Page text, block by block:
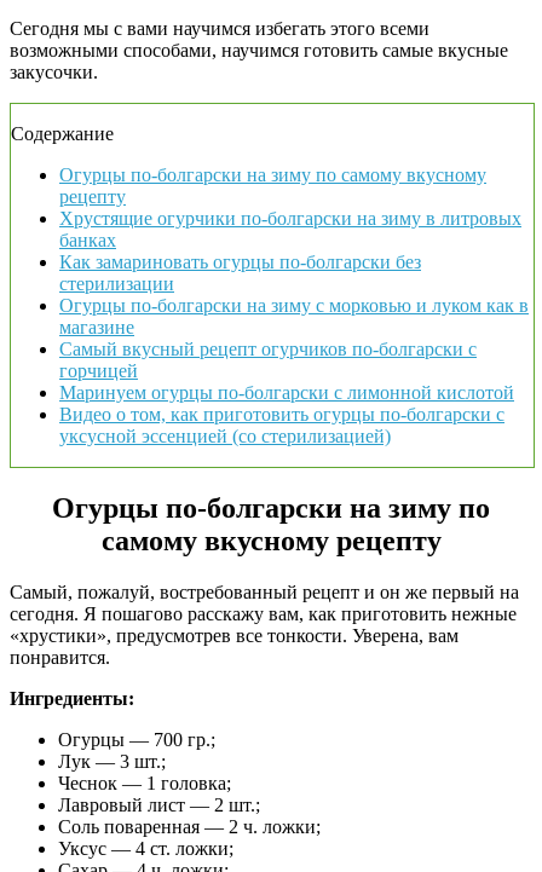
Сегодня мы с вами научимся избегать этого всеми
возможными способами, научимся готовить самые вкусные
закусочки.
Содержание
Огурцы по-болгарски на зиму по самому вкусному
рецепту
Хрустящие огурчики по-болгарски на зиму в литровых
банках
Как замариновать огурцы по-болгарски без
стерилизации
Огурцы по-болгарски на зиму с морковью и луком как в
магазине
Самый вкусный рецепт огурчиков по-болгарски с
горчицей
Маринуем огурцы по-болгарски с лимонной кислотой
Видео о том, как приготовить огурцы по-болгарски с
уксусной эссенцией (со стерилизацией)
Огурцы по-болгарски на зиму по
самому вкусному рецепту
Самый, пожалуй, востребованный рецепт и он же первый на
сегодня. Я пошагово расскажу вам, как приготовить нежные
«хрустики», предусмотрев все тонкости. Уверена, вам
понравится.
Ингредиенты:
Огурцы — 700 гр.;
Лук — 3 шт.;
Чеснок — 1 головка;
Лавровый лист — 2 шт.;
Соль поваренная — 2 ч. ложки;
Уксус — 4 ст. ложки;